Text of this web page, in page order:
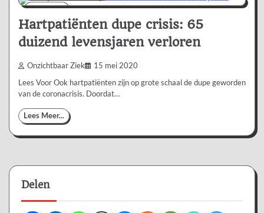
1 min 0
Hartpatiënten dupe crisis: 65
duizend levensjaren verloren
Onzichtbaar Ziek 15 mei 2020
Lees Voor Ook hartpatiënten zijn op grote schaal de dupe geworden
van de coronacrisis. Doordat…
Lees Meer...
Delen